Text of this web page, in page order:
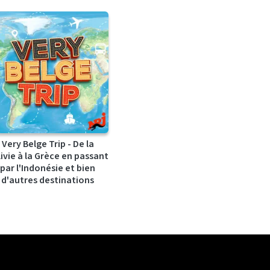
Very Belge Trip - De la
à la Grèce en passant
par l'Indonésie et bien
d'autres destinations